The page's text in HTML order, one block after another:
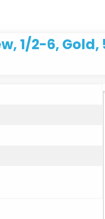
1/2-6, Gold,